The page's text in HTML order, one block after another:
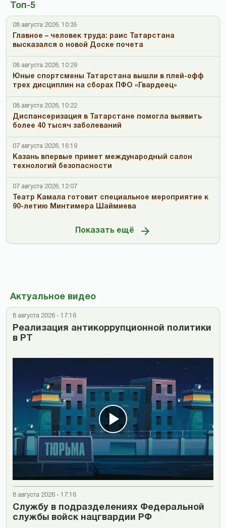
Топ-5
08 августа 2026, 10:35
Главное – человек труда: раис Татарстана
высказался о новой Доске почета
08 августа 2026, 10:29
Юные спортсмены Татарстана вышли в плей-офф
трех дисциплин на сборах ПФО «Гвардеец»
08 августа 2026, 10:22
Диспансеризация в Татарстане помогла выявить
более 40 тысяч заболеваний
07 августа 2026, 16:19
Казань впервые примет международный салон
технологий безопасности
07 августа 2026, 12:07
Театр Камала готовит специальное мероприятие к
90-летию Минтимера Шаймиева
Показать ещё
Актуальное видео
8 августа 2026 - 17:16
Реализация антикоррупционной политики
в РТ
8 августа 2026 - 17:16
Cлужбу в подразделениях Федеральной
службы войск нацгвардии РФ